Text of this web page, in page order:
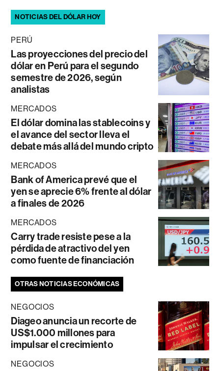
NOTICIAS DEL DÓLAR HOY
PERÚ
Las proyecciones del precio del
dólar en Perú para el segundo
semestre de 2026, según
analistas
MERCADOS
El dólar domina las stablecoins y
el avance del sector lleva el
debate más allá del mundo cripto
MERCADOS
Bank of America prevé que el
yen se aprecie 6% frente al dólar
a finales de 2026
MERCADOS
Carry trade resiste pese a la
pérdida de atractivo del yen
como fuente de financiación
OTRAS NOTICIAS ECONÓMICAS
NEGOCIOS
Diageo anuncia un recorte de
US$1.000 millones para
impulsar el crecimiento
NEGOCIOS